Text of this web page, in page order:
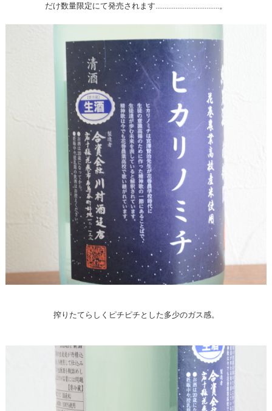
だけ数量限定にて発売されます...................................。
搾りたてらしくピチピチとした多少のガス感。